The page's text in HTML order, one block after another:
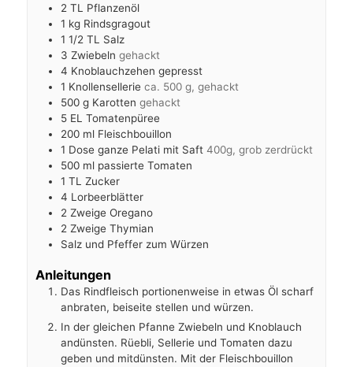
2 TL Pflanzenöl
1 kg Rindsgragout
1 1/2 TL Salz
3 Zwiebeln gehackt
4 Knoblauchzehen gepresst
1 Knollensellerie ca. 500 g, gehackt
500 g Karotten gehackt
5 EL Tomatenpüree
200 ml Fleischbouillon
1 Dose ganze Pelati mit Saft 400g, grob zerdrückt
500 ml passierte Tomaten
1 TL Zucker
4 Lorbeerblätter
2 Zweige Oregano
2 Zweige Thymian
Salz und Pfeffer zum Würzen
Anleitungen
Das Rindfleisch portionenweise in etwas Öl scharf
anbraten, beiseite stellen und würzen.
In der gleichen Pfanne Zwiebeln und Knoblauch
andünsten. Rüebli, Sellerie und Tomaten dazu
geben und mitdünsten. Mit der Fleischbouillon